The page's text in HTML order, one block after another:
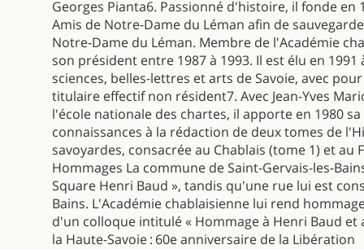
Georges Pianta6. Passionné d'histoire, il fonde en
Amis de Notre-Dame du Léman afin de
Notre-Dame du Léman. Membre de l'Académie
son président entre 1987 à 1993. Il est élu en 1991
sciences, belles-lettres et arts de Savoie, avec
titulaire effectif non résident7. Avec Jean-Yves
l'école nationale des chartes, il apporte en 1980
connaissances à la rédaction de deux tomes de
savoyardes, consacrée au Chablais (tome 1) et au
Hommages La commune de Saint-Gervais-les-
Square Henri Baud », tandis qu'une rue lui est
Bains. L'Académie chablaisienne lui rend
d'un colloque intitulé « Hommage à Henri Baud
la Haute-Savoie : 60e anniversaire de la Libération